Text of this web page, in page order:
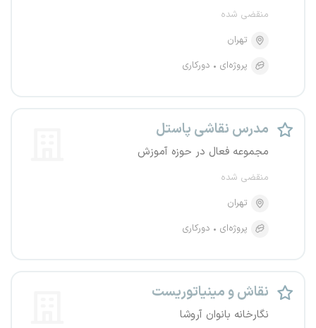
منقضی شده
تهران
پروژه‌ای
دورکاری
مدرس نقاشی پاستل
مجموعه فعال در حوزه آموزش
منقضی شده
تهران
پروژه‌ای
دورکاری
نقاش و مینیاتوریست
نگارخانه بانوان آروشا